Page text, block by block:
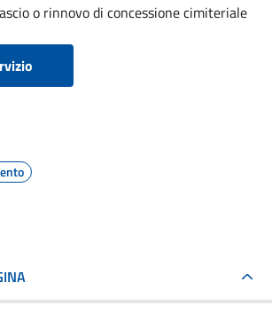
o rinnovo di concessione cimiteriale